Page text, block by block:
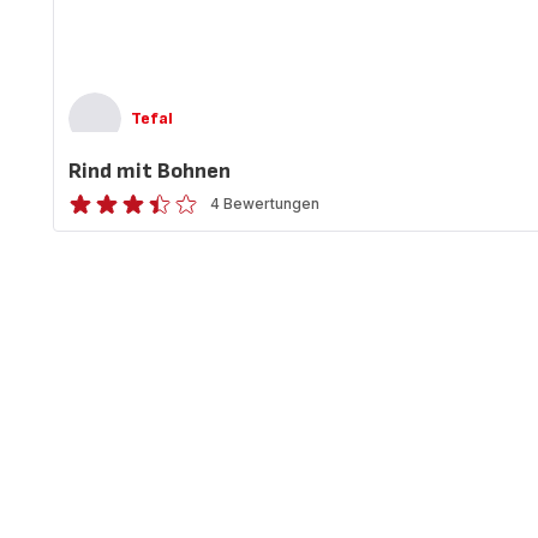
Tefal
Rind mit Bohnen
ratings.3.4
4 Bewertungen